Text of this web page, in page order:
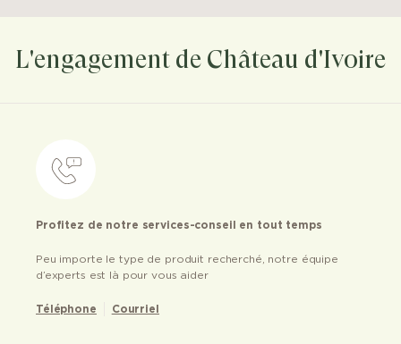
L'engagement de Château d'Ivoire
Profitez de notre services-conseil en tout temps
Peu importe le type de produit recherché, notre équipe
d’experts est là pour vous aider
Téléphone Courriel